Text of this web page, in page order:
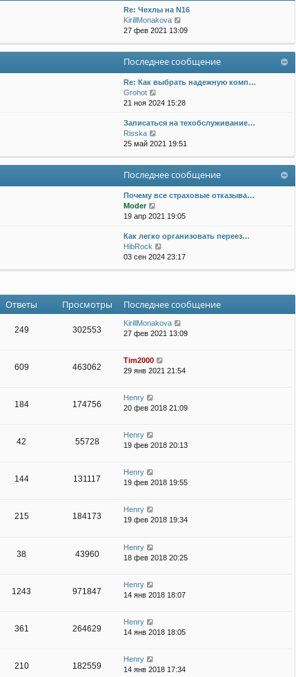
Re: Чехлы на N16
KirillMonakova
е
е
й
и
п
с
е
н
е
м
у
о
б
е
27 фев 2021 13:09
Последнее сообщение
Re: Как выбрать надежную комп…
Grohot
е
е
т
к
п
о
с
е
н
е
м
б
е
ю
21 ноя 2024 15:28
Записаться на техобслуживание…
Risska
е
е
й
и
п
с
л
е
у
о
щ
е
25 май 2021 19:51
Последнее сообщение
Почему все страховые отказыва…
Moder
е
е
й
т
с
л
е
е
м
о
е
19 апр 2021 19:05
Как легко организовать переез…
HibRock
е
т
и
п
о
л
е
м
о
е
03 сен 2024 23:17
Ответы Просмотры Последнее сообщение
249 302553
KirillMonakova
27 фев 2021 13:09
609 463062
Tim2000
29 янв 2021 21:54
184 174756
Henry
20 фев 2018 21:09
42 55728
Henry
19 фев 2018 20:13
144 131117
Henry
19 фев 2018 19:55
215 184173
Henry
19 фев 2018 19:34
38 43960
Henry
18 фев 2018 20:25
1243 971847
Henry
14 янв 2018 18:07
361 264629
Henry
14 янв 2018 18:05
210 182559
Henry
14 янв 2018 17:34